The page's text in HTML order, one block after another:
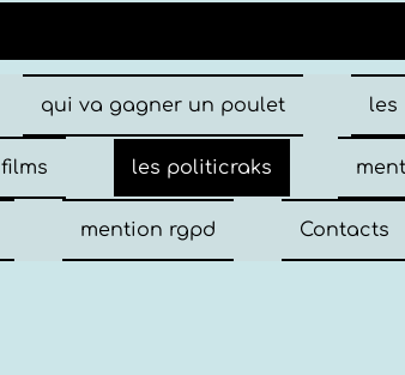
qui va gagner un poulet les
films les politicraks
mention rgpd Contacts